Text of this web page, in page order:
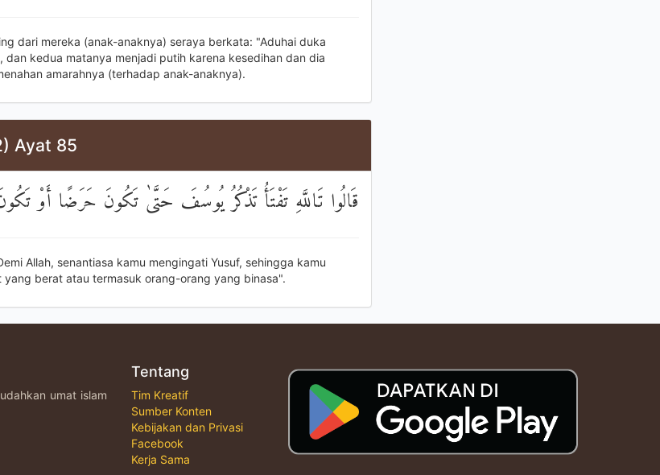
dari mereka (anak-anaknya) seraya berkata: "Aduhai duka
dan kedua matanya menjadi putih karena kesedihan dan dia
amarahnya (terhadap anak-anaknya).
Ayat 85
قَالُوا تَاللَّهِ تَفْتَأُ تَذْكُرُ يُوسُفَ حَتَّىٰ تَكُونَ حَرَضًا أَوْ
Allah, senantiasa kamu mengingati Yusuf, sehingga kamu
berat atau termasuk orang-orang yang binasa".
umat islam
Tentang
Tim Kreatif
Sumber Konten
Kebijakan dan Privasi
Facebook
Kerja Sama